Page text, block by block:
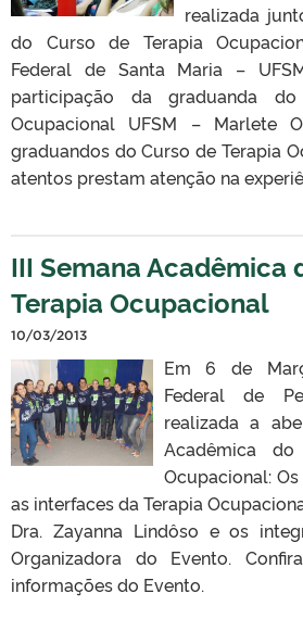
realizada
do Curso de Terapia
Federal de Santa Maria –
participação da graduanda
Ocupacional UFSM – Marlete
graduandos do Curso de Terapia
atentos prestam atenção na
III Semana Acadêmica
Terapia Ocupacional
10/03/2013
Em 6 de
Federal de
realizada a
Acadêmica
Ocupacional:
as interfaces da Terapia
Dra. Zayanna Lindôso e os
Organizadora do Evento.
informações do Evento.